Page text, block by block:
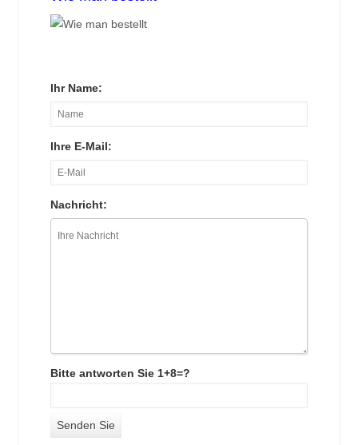
Ihr Name:
Ihre E-Mail:
Nachricht:
Bitte antworten Sie 1+8=?